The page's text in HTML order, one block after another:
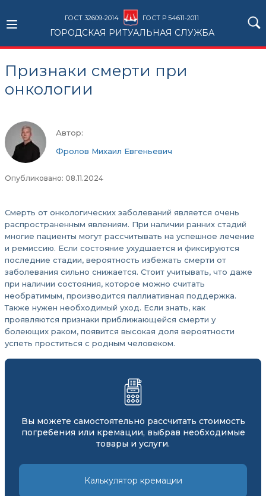
ГОСТ 32609-2014 ГОСТ Р 54611-2011
ГОРОДСКАЯ РИТУАЛЬНАЯ СЛУЖБА
Признаки смерти при
онкологии
Автор:
Фролов Михаил Евгеньевич
Опубликовано: 08.11.2024
Смерть от онкологических заболеваний является очень
распространенным явлениям. При наличии ранних стадий
многие пациенты могут рассчитывать на успешное лечение
и ремиссию. Если состояние ухудшается и фиксируются
последние стадии, вероятность избежать смерти от
заболевания сильно снижается. Стоит учитывать, что даже
при наличии состояния, которое можно считать
необратимым, производится паллиативная поддержка.
Также нужен необходимый уход. Если знать, как
проявляются признаки приближающейся смерти у
болеющих раком, появится высокая доля вероятности
успеть проститься с родным человеком.
Вы можете самостоятельно рассчитать стоимость
погребения или кремации, выбрав необходимые
товары и услуги.
Калькулятор кремации